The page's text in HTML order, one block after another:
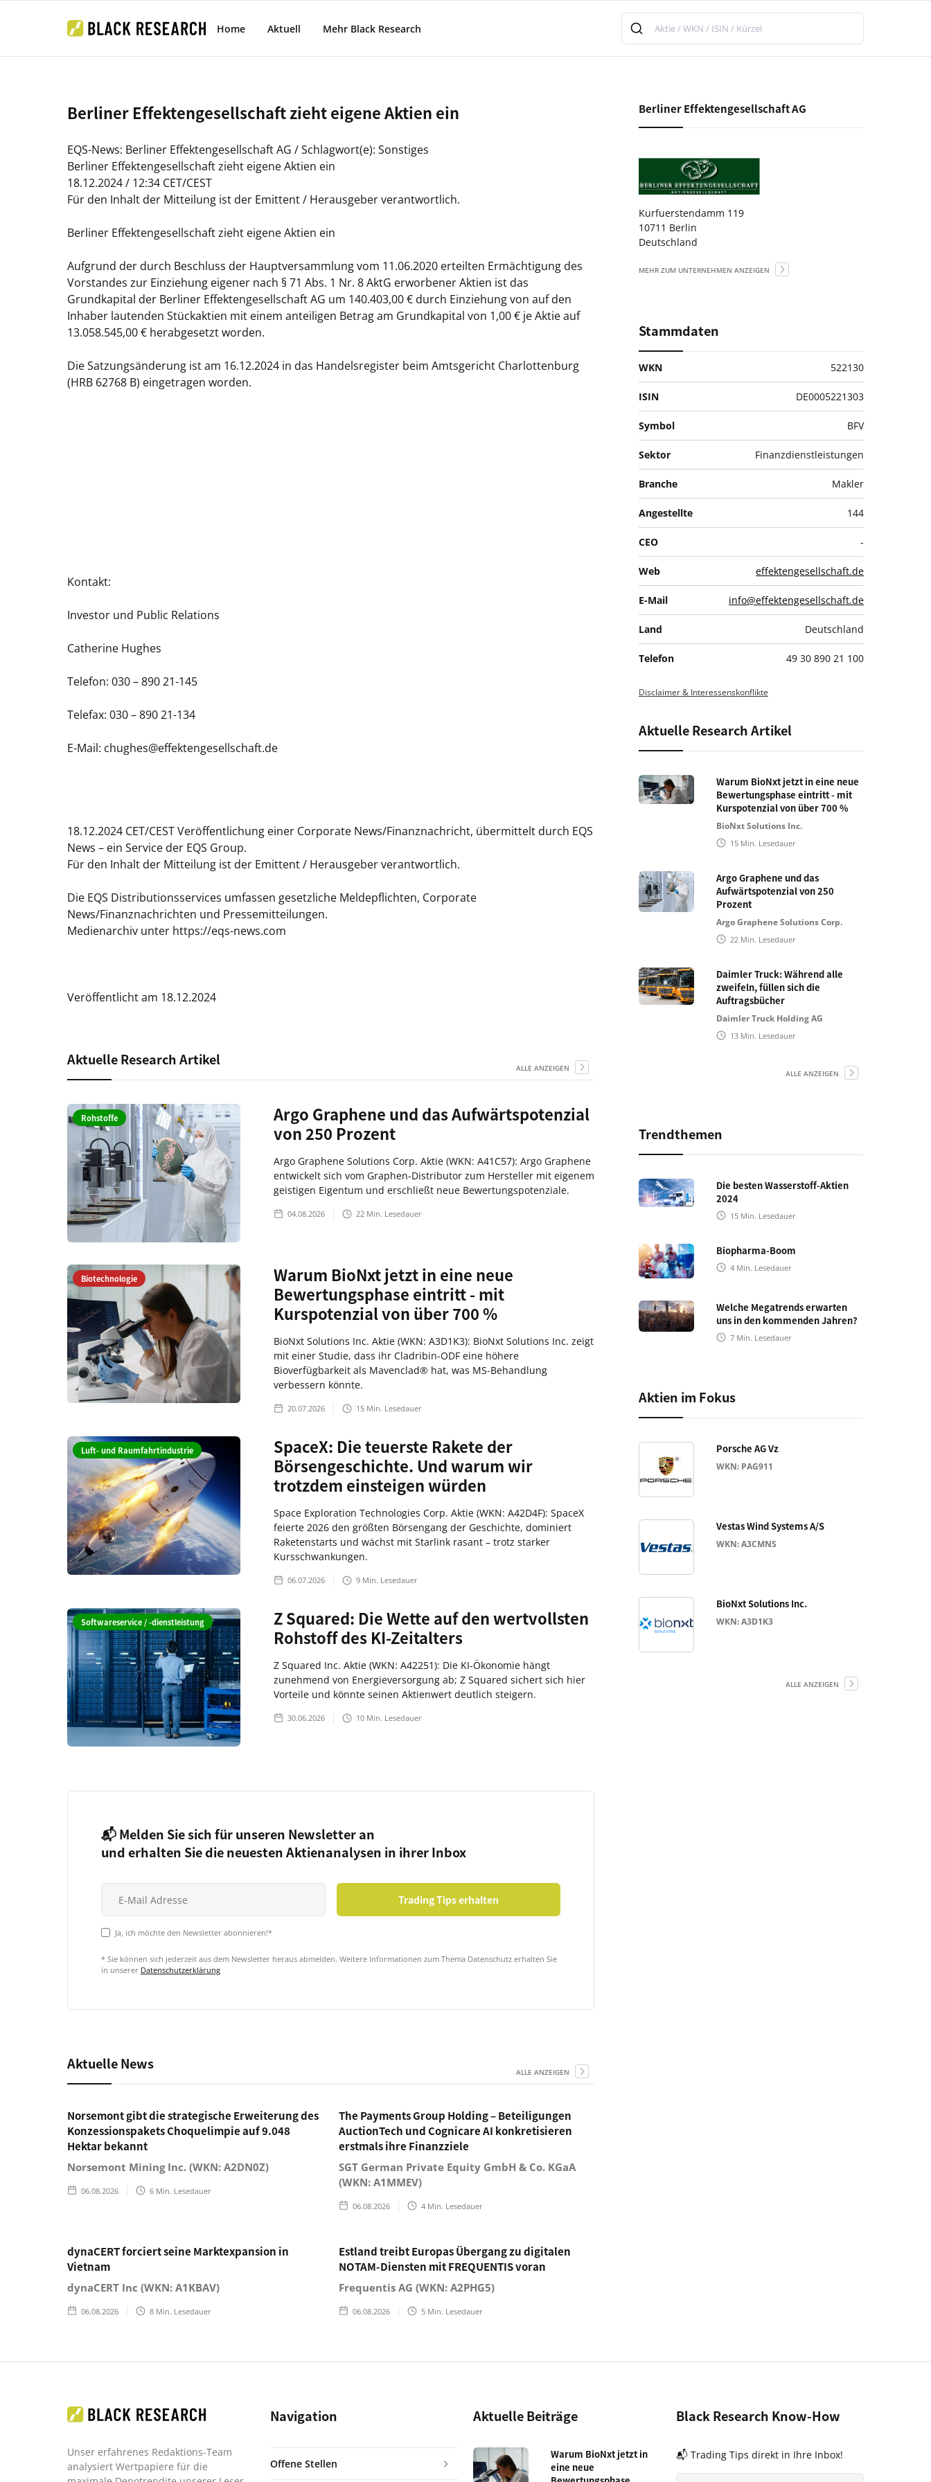
Home Aktuell Mehr Black Research
Berliner Effektengesellschaft zieht eigene Aktien ein
EQS-News: Berliner Effektengesellschaft AG / Schlagwort(e): Sonstiges
Berliner Effektengesellschaft zieht eigene Aktien ein
18.12.2024 / 12:34 CET/CEST
Für den Inhalt der Mitteilung ist der Emittent / Herausgeber verantwortlich.
Berliner Effektengesellschaft zieht eigene Aktien ein
Aufgrund der durch Beschluss der Hauptversammlung vom 11.06.2020 erteilten Ermächtigung des
Vorstandes zur Einziehung eigener nach § 71 Abs. 1 Nr. 8 AktG erworbener Aktien ist das
Grundkapital der Berliner Effektengesellschaft AG um 140.403,00 € durch Einziehung von auf den
Inhaber lautenden Stückaktien mit einem anteiligen Betrag am Grundkapital von 1,00 € je Aktie auf
13.058.545,00 € herabgesetzt worden.
Die Satzungsänderung ist am 16.12.2024 in das Handelsregister beim Amtsgericht Charlottenburg
(HRB 62768 B) eingetragen worden.
Kontakt:
Investor und Public Relations
Catherine Hughes
Telefon: 030 – 890 21-145
Telefax: 030 – 890 21-134
E-Mail: chughes@effektengesellschaft.de
18.12.2024 CET/CEST Veröffentlichung einer Corporate News/Finanznachricht, übermittelt durch EQS
News – ein Service der EQS Group.
Für den Inhalt der Mitteilung ist der Emittent / Herausgeber verantwortlich.
Die EQS Distributionsservices umfassen gesetzliche Meldepflichten, Corporate
News/Finanznachrichten und Pressemitteilungen.
Medienarchiv unter https://eqs-news.com
Veröffentlicht am 18.12.2024
Aktuelle Research Artikel ALLE ANZEIGEN
Rohstoffe
Argo Graphene und das Aufwärtspotenzial
von 250 Prozent
Argo Graphene Solutions Corp. Aktie (WKN: A41C57): Argo Graphene
entwickelt sich vom Graphen-Distributor zum Hersteller mit eigenem
geistigen Eigentum und erschließt neue Bewertungspotenziale.
04.08.2026 22 Min. Lesedauer
Biotechnologie
Warum BioNxt jetzt in eine neue
Bewertungsphase eintritt - mit
Kurspotenzial von über 700 %
BioNxt Solutions Inc. Aktie (WKN: A3D1K3): BioNxt Solutions Inc. zeigt
mit einer Studie, dass ihr Cladribin-ODF eine höhere
Bioverfügbarkeit als Mavenclad® hat, was MS-Behandlung
verbessern könnte.
20.07.2026 15 Min. Lesedauer
Luft- und Raumfahrtindustrie
SpaceX: Die teuerste Rakete der
Börsengeschichte. Und warum wir
trotzdem einsteigen würden
Space Exploration Technologies Corp. Aktie (WKN: A42D4F): SpaceX
feierte 2026 den größten Börsengang der Geschichte, dominiert
Raketenstarts und wächst mit Starlink rasant – trotz starker
Kursschwankungen.
06.07.2026 9 Min. Lesedauer
Softwareservice / -dienstleistung
Z Squared: Die Wette auf den wertvollsten
Rohstoff des KI-Zeitalters
Z Squared Inc. Aktie (WKN: A42251): Die KI-Ökonomie hängt
zunehmend von Energieversorgung ab; Z Squared sichert sich hier
Vorteile und könnte seinen Aktienwert deutlich steigern.
30.06.2026 10 Min. Lesedauer
📬 Melden Sie sich für unseren Newsletter an
und erhalten Sie die neuesten Aktienanalysen in ihrer Inbox
Ja, ich möchte den Newsletter abonnieren!*
* Sie können sich jederzeit aus dem Newsletter heraus abmelden. Weitere Informationen zum Thema Datenschutz erhalten Sie
in unserer Datenschutzerklärung
Aktuelle News ALLE ANZEIGEN
Norsemont gibt die strategische Erweiterung des
Konzessionspakets Choquelimpie auf 9.048
Hektar bekannt
Norsemont Mining Inc. (WKN: A2DN0Z)
06.08.2026 6 Min. Lesedauer
The Payments Group Holding – Beteiligungen
AuctionTech und Cognicare AI konkretisieren
erstmals ihre Finanzziele
SGT German Private Equity GmbH & Co. KGaA
(WKN: A1MMEV)
06.08.2026 4Min. Lesedauer
dynaCERT forciert seine Marktexpansion in
Vietnam
dynaCERT Inc (WKN: A1KBAV)
06.08.2026 8 Min. Lesedauer
Estland treibt Europas Übergang zu digitalen
NOTAM-Diensten mit FREQUENTIS voran
Frequentis AG (WKN: A2PHG5)
06.08.2026 5Min. Lesedauer
Berliner Effektengesellschaft AG
Kurfuerstendamm 119
10711 Berlin
Deutschland
MEHR ZUM UNTERNEHMEN ANZEIGEN
Stammdaten
WKN 522130
ISIN DE0005221303
Symbol BFV
Sektor Finanzdienstleistungen
Branche Makler
Angestellte 144
CEO -
Web effektengesellschaft.de
E-Mail info@effektengesellschaft.de
Land Deutschland
Telefon 49 30 890 21 100
Disclaimer & Interessenskonflikte
Aktuelle Research Artikel
Warum BioNxt jetzt in eine neue
Bewertungsphase eintritt - mit
Kurspotenzial von über 700 %
BioNxt Solutions Inc.
15 Min. Lesedauer
Argo Graphene und das
Aufwärtspotenzial von 250
Prozent
Argo Graphene Solutions Corp.
22 Min. Lesedauer
Daimler Truck: Während alle
zweifeln, füllen sich die
Auftragsbücher
Daimler Truck Holding AG
13 Min. Lesedauer
ALLE ANZEIGEN
Trendthemen
Die besten Wasserstoff-Aktien
2024
15 Min. Lesedauer
Biopharma-Boom
4 Min. Lesedauer
Welche Megatrends erwarten
uns in den kommenden Jahren?
7 Min. Lesedauer
Aktien im Fokus
Porsche AG Vz
WKN: PAG911
Vestas Wind Systems A/S
WKN: A3CMNS
BioNxt Solutions Inc.
WKN: A3D1K3
ALLE ANZEIGEN
Unser erfahrenes Redaktions-Team
analysiert Wertpapiere für die
Navigation
Offene Stellen
Aktuelle Beiträge
Warum BioNxt jetzt in
eine neue
Black Research Know-How
📬 Trading Tips direkt in Ihre Inbox!